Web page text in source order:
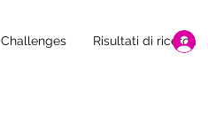
Challenges Risultati di ricerca